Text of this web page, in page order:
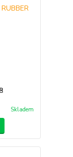
Skladem